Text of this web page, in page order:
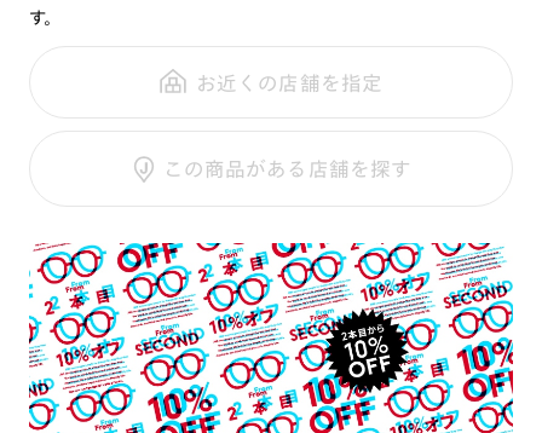
量に達し次第、販売を終了させていただきます。
・セット品のメガネケース、メガネ拭きの個別販売はございま
せん。
・転売・譲渡は禁止させていただきます。
・本商品はJINSオンラインショップ限定での販売です。店舗で
の販売はございません。
・商品画像は一部イメージとなり、実物と異なる可能性がござ
・お客様の度数によっては、作成できない場合がございます。
鼻パッド：
テンプル：樹脂
可視光調光SCREEN
調光レンズ
調光UVダブルカット
調光SCREEN
くもり止めレンズ
カラーレンズ：ダークカラー
カラーレンズ：ライトカラー
カラーレンズ：トレンドカラー
コンシーラーカラー
コンシーラーカラーUVダブルカット
偏光レンズ
アクティブレンズ
全国の店舗で無料フィッティング
修理のご相談もいつでもお気軽に
ご利用ガイド
す。
お近くの店舗を指定
この商品がある店舗を探す